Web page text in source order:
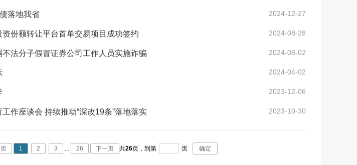
落地我省 2024-12-27
份额转让平台首单交易项目成功签约 2024-08-28
法分子假冒证券公司工作人员实施诈骗 2024-08-02
2024-04-02
2023-12-06
作座谈会 持续推动“深改19条”落地落实 2023-10-30
1 2 3 ... 26 下一页 共26页，到第 页 确定